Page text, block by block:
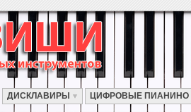
ДИСКЛАВИРЫ ЦИФРОВЫЕ ПИАНИНО